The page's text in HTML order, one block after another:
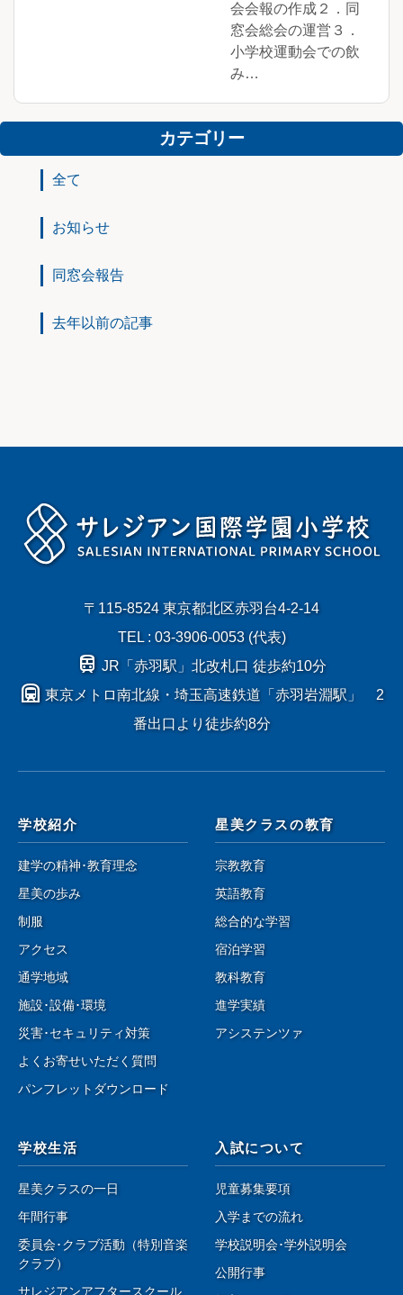
会会報の作成２．同
窓会総会の運営３．
小学校運動会での飲
み…
カテゴリー
全て
お知らせ
同窓会報告
去年以前の記事
〒115-8524 東京都北区赤羽台4-2-14
TEL : 03-3906-0053 (代表)
train JR「赤羽駅」北改札口 徒歩約10分
subway 東京メトロ南北線・埼玉高速鉄道「赤羽岩淵駅」 2
番出口より徒歩約8分
学校紹介
建学の精神･教育理念
星美の歩み
制服
アクセス
通学地域
施設･設備･環境
災害･セキュリティ対策
よくお寄せいただく質問
パンフレットダウンロード
星美クラスの教育
宗教教育
英語教育
総合的な学習
宿泊学習
教科教育
進学実績
アシステンツァ
学校生活
星美クラスの一日
年間行事
委員会･クラブ活動（特別音楽
クラブ）
サレジアンアフタースクール
入試について
児童募集要項
入学までの流れ
学校説明会･学外説明会
公開行事